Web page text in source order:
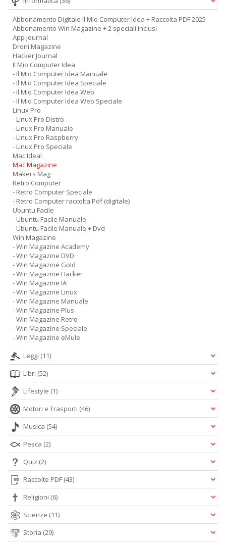
Abbonamento Digitale Il Mio Computer Idea + Raccolta PDF 2025
Abbonamento Win Magazine + 2 speciali inclusi
App Journal
Droni Magazine
Hacker Journal
Il Mio Computer Idea
- Il Mio Computer Idea Manuale
- Il Mio Computer Idea Speciale
- Il Mio Computer Idea Web
- Il Mio Computer Idea Web Speciale
Linux Pro
- Linux Pro Distro
- Linux Pro Manuale
- Linux Pro Raspberry
- Linux Pro Speciale
Mac Idea!
Mac Magazine
Makers Mag
Retro Computer
- Retro Computer Speciale
- Retro Computer raccolta Pdf (digitale)
Ubuntu Facile
- Ubuntu Facile Manuale
- Ubuntu Facile Manuale + Dvd
Win Magazine
- Win Magazine Academy
- Win Magazine DVD
- Win Magazine Gold
- Win Magazine Hacker
- Win Magazine IA
- Win Magazine Linux
- Win Magazine Manuale
- Win Magazine Plus
- Win Magazine Retro
- Win Magazine Speciale
- Win Magazine eMule
Leggi (11)
Libri (52)
Lifestyle (1)
Motori e Trasporti (46)
Musica (54)
Pesca (2)
Quiz (2)
Raccolte PDF (43)
Religioni (6)
Scienze (11)
Storia (29)